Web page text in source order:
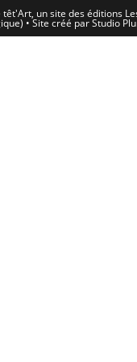
têt'Art, un site des éditions
• Site créé par Studio